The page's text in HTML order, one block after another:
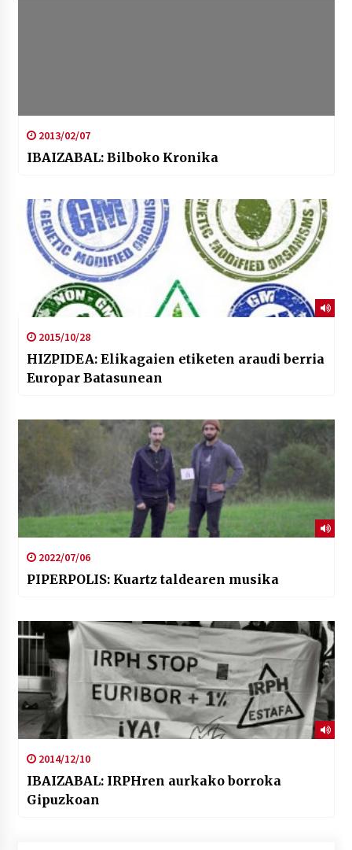
2013/02/07
IBAIZABAL: Bilboko Kronika
2015/10/28
HIZPIDEA: Elikagaien etiketen araudi berria
Europar Batasunean
2022/07/06
PIPERPOLIS: Kuartz taldearen musika
2014/12/10
IBAIZABAL: IRPHren aurkako borroka
Gipuzkoan